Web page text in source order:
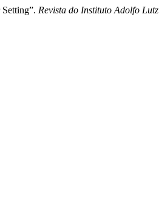
Revista do Instituto Adolfo Lutz